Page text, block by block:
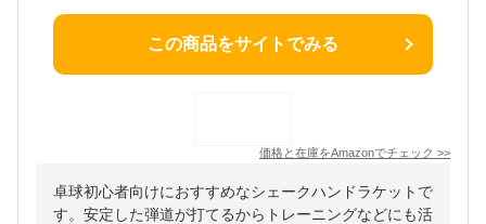
この商品をサイトでみる
価格と在庫をAmazonでチェック >>
卓球初心者向けにおすすめなシェークハンドラケットで
す。安定した弾道が打てるからトレーニングなどにも活